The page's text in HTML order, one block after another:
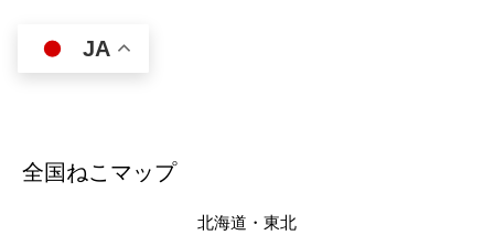
JA
全国ねこマップ
北海道・東北